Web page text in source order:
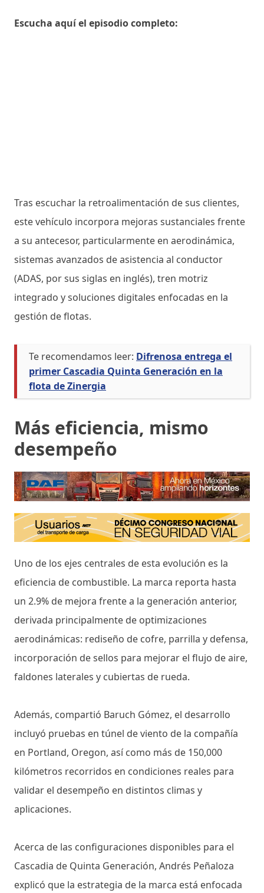
Escucha aquí el episodio completo:
Tras escuchar la retroalimentación de sus clientes,
este vehículo incorpora mejoras sustanciales frente
a su antecesor, particularmente en aerodinámica,
sistemas avanzados de asistencia al conductor
(ADAS, por sus siglas en inglés), tren motriz
integrado y soluciones digitales enfocadas en la
gestión de flotas.
Te recomendamos leer: Difrenosa entrega el
primer Cascadia Quinta Generación en la
flota de Zinergia
Más eficiencia, mismo
desempeño
Uno de los ejes centrales de esta evolución es la
eficiencia de combustible. La marca reporta hasta
un 2.9% de mejora frente a la generación anterior,
derivada principalmente de optimizaciones
aerodinámicas: rediseño de cofre, parrilla y defensa,
incorporación de sellos para mejorar el flujo de aire,
faldones laterales y cubiertas de rueda.
Además, compartió Baruch Gómez, el desarrollo
incluyó pruebas en túnel de viento de la compañía
en Portland, Oregon, así como más de 150,000
kilómetros recorridos en condiciones reales para
validar el desempeño en distintos climas y
aplicaciones.
Acerca de las configuraciones disponibles para el
Cascadia de Quinta Generación, Andrés Peñaloza
explicó que la estrategia de la marca está enfocada